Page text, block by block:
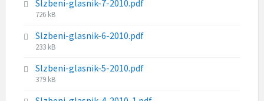
:i
z
e
:
l
e
i
z
e
:
Slzbeni-glasnik-7-2010.pdf
F
l
e
i
z
e
726 kB
Slzbeni-glasnik-6-2010.pdf
F
l
e
233 kB
Slzbeni-glasnik-5-2010.pdf
F
379 kB